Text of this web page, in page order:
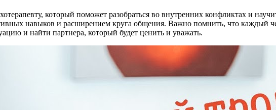
который поможет разобраться во внутренних конфликтах и
навыков и расширением круга общения. Важно помнить, что каждый
и найти партнера, который будет ценить и уважать.